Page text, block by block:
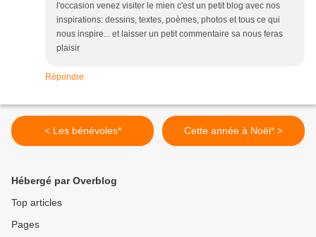
l'occasion venez visiter le mien c'est un petit blog avec nos
inspirations: dessins, textes, poèmes, photos et tous ce qui
nous inspire... et laisser un petit commentaire sa nous feras
plaisir
Répondre
< Les bénévoles* Cette année à Noël* >
Hébergé par Overblog
Top articles
Pages